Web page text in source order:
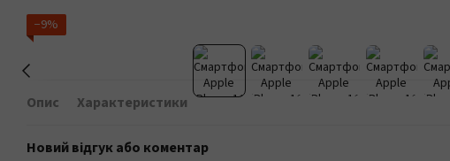
−9%
Опис Характеристики
Новий відгук або коментар